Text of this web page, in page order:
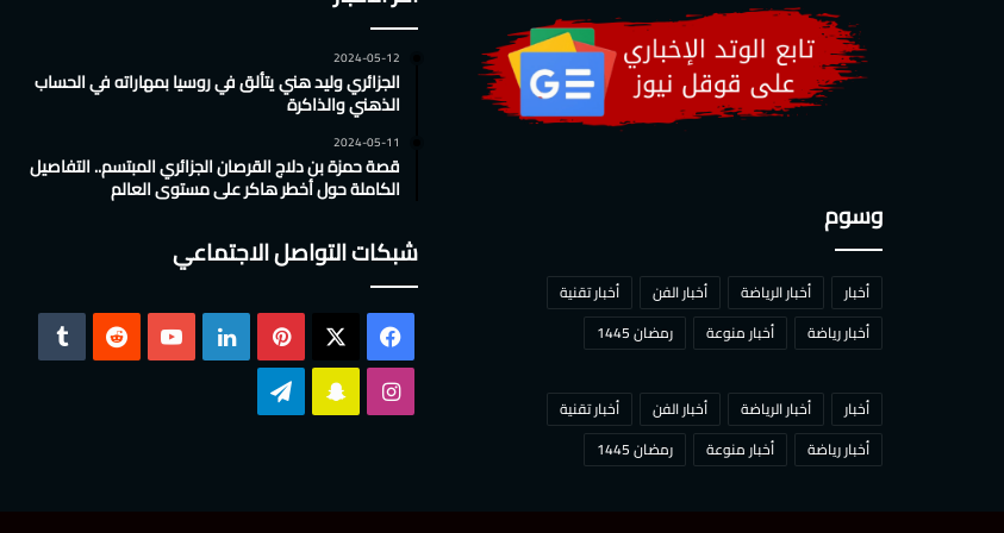
وسوم
أخبار أخبار الرياضة أخبار الفن
أخبار تقنية
أخبار رياضة
أخبار منوعة رمضان 1445
أخبار أخبار الرياضة أخبار الفن
أخبار تقنية
أخبار رياضة
أخبار منوعة رمضان 1445
2024-05-12
الجزائري وليد هني يتألق في روسيا بمهاراته في الحساب
الذهني والذاكرة
2024-05-11
قصة حمزة بن دلاج القرصان الجزائري المبتسم.. التفاصيل
الكاملة حول أخطر هاكر على مستوى العالم
شبكات التواصل الاجتماعي
فيسبوك بينتيريست لينكدإن‫YouTube
‏Reddit
انستقرام سناب تيلقرام